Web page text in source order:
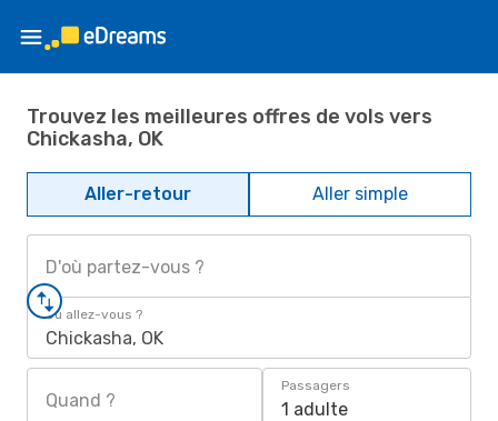
Trouvez les meilleures offres de vols vers
Chickasha, OK
Aller-retour Aller simple
D'où partez-vous ?
Où allez-vous ?
Chickasha, OK
Quand ?
Passagers
1 adulte